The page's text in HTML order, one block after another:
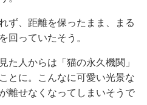
ず、距離を保ったまま、まる
回っていたそう。
た人からは「猫の永久機関」
とに。こんなに可愛い光景な
離せなくなってしまいそうで